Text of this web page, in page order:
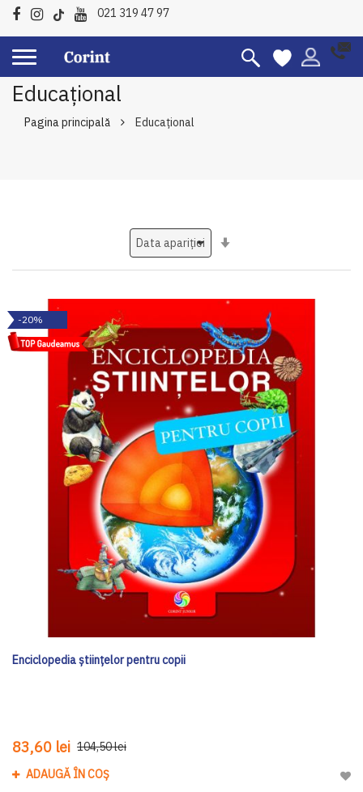
021 319 47 97
Educațional
Pagina principală Educațional
-20%
Enciclopedia științelor pentru copii
83,60 lei 104,50 lei
ADAUGĂ ÎN COȘ